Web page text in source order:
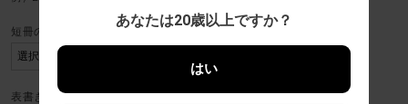
あなたは20歳以上ですか？
はい
短冊のし
表書き（５文字以内／名入れ不可）